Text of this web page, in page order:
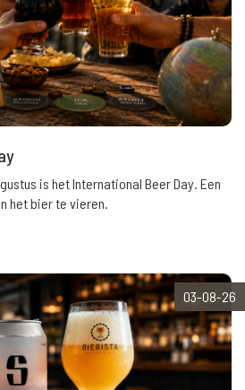
is het International Beer Day. Een
het bier te vieren.
03-08-26